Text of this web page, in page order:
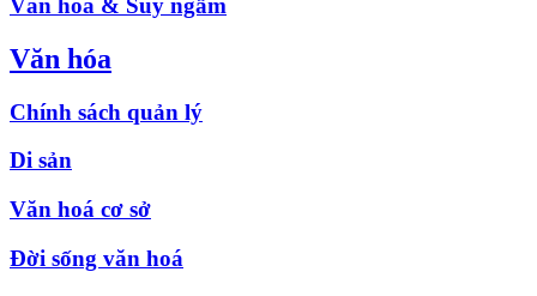
Văn hóa
Chính sách quản lý
Di sản
Văn hoá cơ sở
Đời sống văn hoá